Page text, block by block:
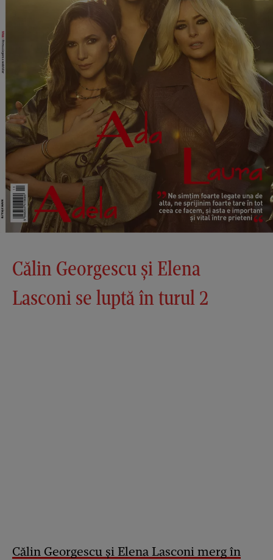
Călin Georgescu și Elena
Lasconi se luptă în turul 2
Călin Georgescu și Elena Lasconi merg în